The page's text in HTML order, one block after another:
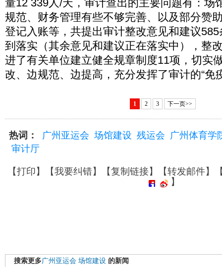
量12 339人/天，审计查出的主要问题有：场
规范、财务管理有些不够完善、以及部分赞
登记入账等，共提出审计整改意见和建议
到落实（其余意见和建议正在落实中），整
进了有关单位建立健全规章制度11项，切实
改、边规范、边提高，充分发挥了审计的“免
1 2 3 下一页>>
热词： 广州亚运会 场馆建设 残运会
广州体育学
审计厅
【打印】【我要纠错】【复制链接】【转发邮件】
】
搜索更多广州亚运会 场馆建设 的新闻